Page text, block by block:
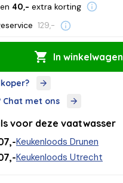
40,- extra korting
129,-
In winkelwagen
Chat met ons
voor deze vaatwasser
Keukenloods Drunen
Keukenloods Utrecht